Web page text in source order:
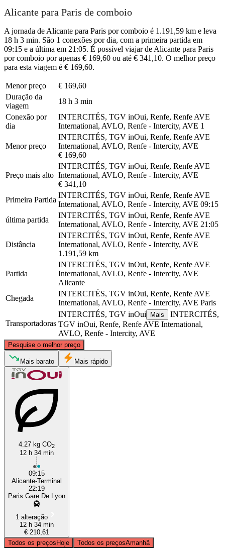
Alicante para Paris de comboio
A jornada de Alicante para Paris por comboio é 1.191,59 km e leva
18 h 3 min. São 1 conexões por dia, com a primeira partida em
09:15 e a última em 21:05. É possível viajar de Alicante para Paris
por comboio por apenas € 169,60 ou até € 341,10. O melhor preço
para esta viagem é € 169,60.
Menor preço
€ 169,60
Duração da
viagem
18 h 3 min
Conexão por
dia
INTERCITÉS, TGV inOui, Renfe, Renfe AVE
International, AVLO, Renfe - Intercity, AVE 1
Menor preço
INTERCITÉS, TGV inOui, Renfe, Renfe AVE
International, AVLO, Renfe - Intercity, AVE
€ 169,60
Preço mais alto
INTERCITÉS, TGV inOui, Renfe, Renfe AVE
International, AVLO, Renfe - Intercity, AVE
€ 341,10
Primeira Partida
INTERCITÉS, TGV inOui, Renfe, Renfe AVE
International, AVLO, Renfe - Intercity, AVE 09:15
última partida
INTERCITÉS, TGV inOui, Renfe, Renfe AVE
International, AVLO, Renfe - Intercity, AVE 21:05
Distância
INTERCITÉS, TGV inOui, Renfe, Renfe AVE
International, AVLO, Renfe - Intercity, AVE
1.191,59 km
Partida
INTERCITÉS, TGV inOui, Renfe, Renfe AVE
International, AVLO, Renfe - Intercity, AVE
Alicante
Chegada
INTERCITÉS, TGV inOui, Renfe, Renfe AVE
International, AVLO, Renfe - Intercity, AVE Paris
Transportadoras
INTERCITÉS, TGV inOui Mais
INTERCITÉS,
TGV inOui, Renfe, Renfe AVE International,
AVLO, Renfe - Intercity, AVE
Pesquise o melhor preço
©CARTO, ©OpenStreetMap
Mais barato Mais rápido
4.27 kg CO2
12 h 34 min
09:15
Alicante-Terminal
22:19
Paris Gare De Lyon
1 alteração
12 h 34 min
€ 210,61
Todos os preçosHoje Todos os preçosAmanhã